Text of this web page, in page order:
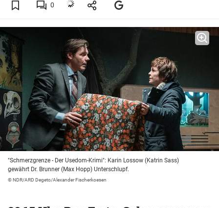
0
"Schmerzgrenze - Der Usedom-Krimi": Karin Lossow (Katrin Sass)
gewährt Dr. Brunner (Max Hopp) Unterschlupf.
© NDR/ARD Degeto/Alexander Fischerkoesen